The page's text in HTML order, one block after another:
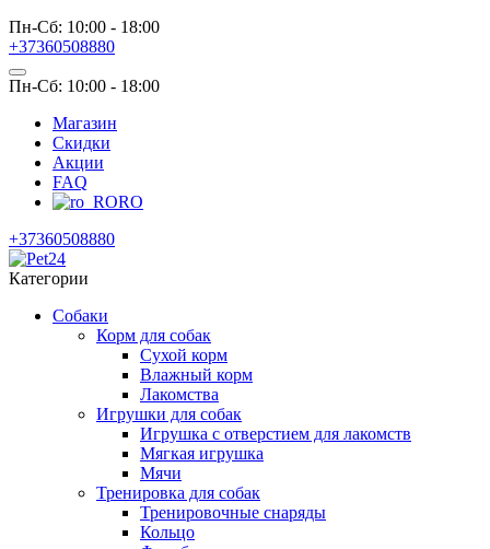
Пн-Сб: 10:00 - 18:00
+37360508880
Пн-Сб: 10:00 - 18:00
Магазин
Скидки
Акции
FAQ
RO
+37360508880
Категории
Собаки
Корм для собак
Сухой корм
Влажный корм
Лакомства
Игрушки для собак
Игрушка с отверстием для лакомств
Мягкая игрушка
Мячи
Тренировка для собак
Тренировочные снаряды
Кольцо